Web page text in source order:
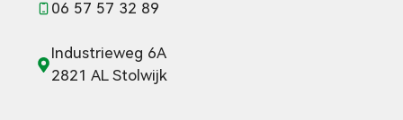
06 57 57 32 89
Industrieweg 6A
2821 AL Stolwijk